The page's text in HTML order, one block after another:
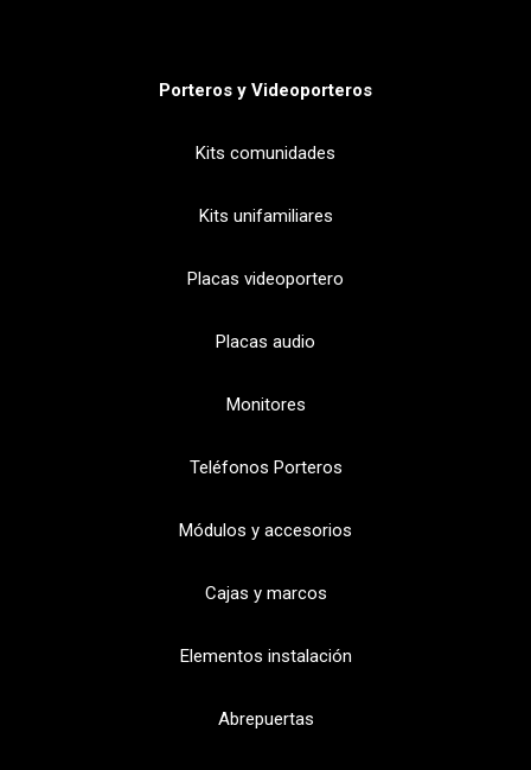
Porteros y Videoporteros
Kits comunidades
Kits unifamiliares
Placas videoportero
Placas audio
Monitores
Teléfonos Porteros
Módulos y accesorios
Cajas y marcos
Elementos instalación
Abrepuertas